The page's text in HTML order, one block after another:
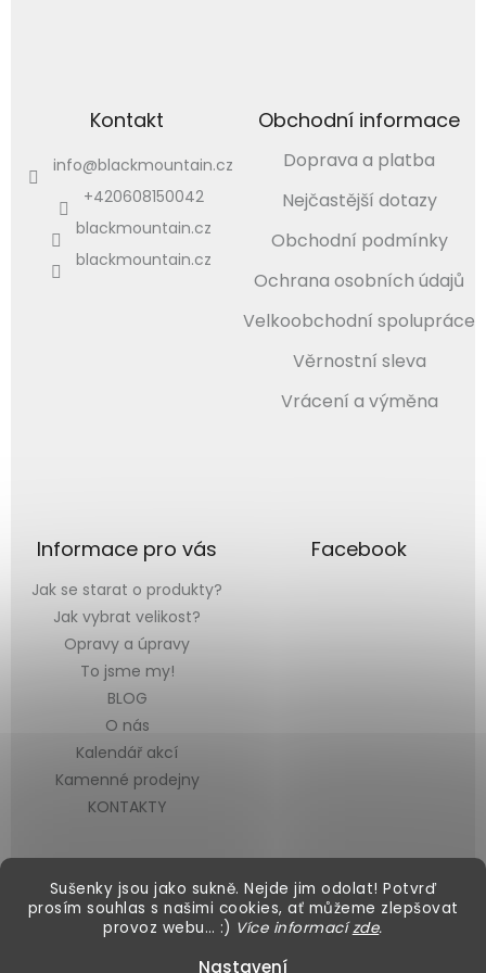
Sušenky jsou jako sukně. Nejde jim odolat! Potvrď
prosím souhlas s našimi cookies, ať můžeme zlepšovat
provoz webu… :) Více informacízde.
Nastavení
Kontakt
info@blackmountain.cz
+420608150042
blackmountain.cz
blackmountain.cz
Obchodní informace
Doprava a platba
Nejčastější dotazy
Obchodní podmínky
Ochrana osobních údajů
Velkoobchodní spolupráce
Věrnostní sleva
Vrácení a výměna
Informace pro vás
Jak se starat o produkty?
Jak vybrat velikost?
Opravy a úpravy
To jsme my!
BLOG
O nás
Kalendář akcí
Kamenné prodejny
KONTAKTY
Facebook
Vytvořil Shoptet &